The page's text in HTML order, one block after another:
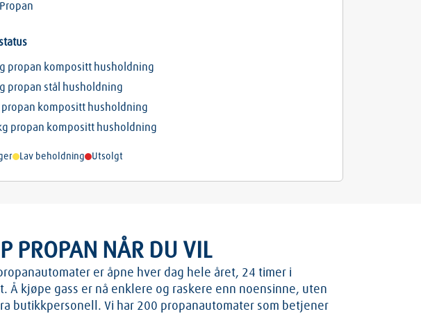
Propan
propan kompositt husholdning
propan stål husholdning
propan kompositt husholdning
propan kompositt husholdning
Lav beholdning Utsolgt
PROPAN NÅR DU VIL
er åpne hver dag hele året, 24 timer i
Å kjøpe gass er nå enklere og raskere enn noensinne, uten
butikkpersonell. Vi har 200 propanautomater som betjener